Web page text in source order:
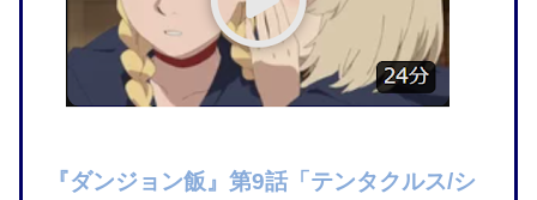
『ダンジョン飯』第9話「テンタクルス/シ